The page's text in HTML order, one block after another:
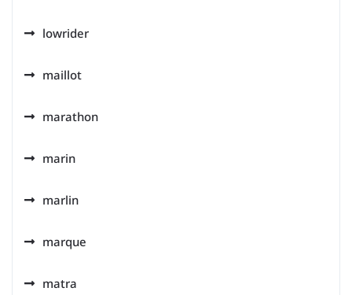
lowrider
maillot
marathon
marin
marlin
marque
matra